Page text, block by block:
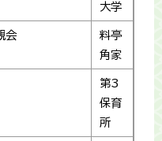
大学
会
料亭
角家
第3
保育
所